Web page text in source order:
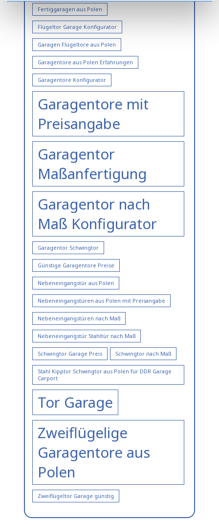
Fertiggaragen aus Polen
Flügeltor Garage Konfigurator
Garagen Flügeltore aus Polen
Garagentore aus Polen Erfahrungen
Garagentore Konfigurator
Garagentore mit
Preisangabe
Garagentor
Maßanfertigung
Garagentor nach
Maß Konfigurator
Garagentor Schwingtor
Günstige Garagentore Preise
Nebeneingangstür aus Polen
Nebeneingangstüren aus Polen mit Preisangabe
Nebeneingangstüren nach Maß
Nebeneingangstür Stahltür nach Maß
Schwingtor Garage Preis Schwingtor nach Maß
Stahl Kipptor Schwingtor aus Polen für DDR Garage
Carport
Tor Garage
Zweiflügelige
Garagentore aus
Polen
Zweiflügeltor Garage günstig